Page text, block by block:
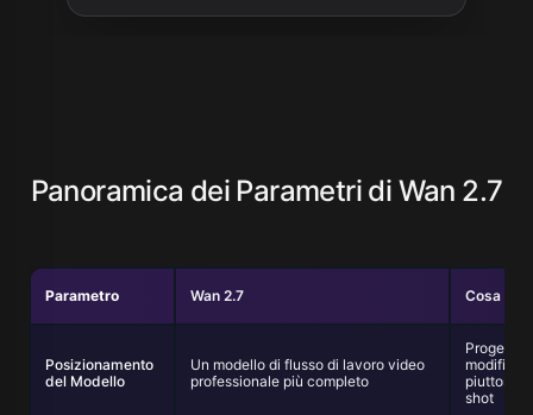
Panoramica dei Parametri di Wan 2.7
Parametro Wan 2.7 Cosa
Posizionamento
del Modello
Un modello di flusso di lavoro video
professionale più completo
modifica
piuttosto
shot